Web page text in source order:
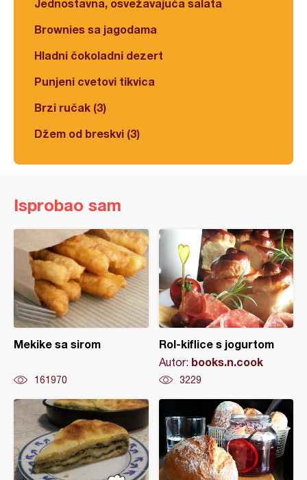
Jednostavna, osvežavajuća salata
Brownies sa jagodama
Hladni čokoladni dezert
Punjeni cvetovi tikvica
Brzi ručak (3)
Džem od breskvi (3)
Isprobao sam
Mekike sa sirom
161970
Rol-kiflice s jogurtom
Autor: books.n.cook
3229